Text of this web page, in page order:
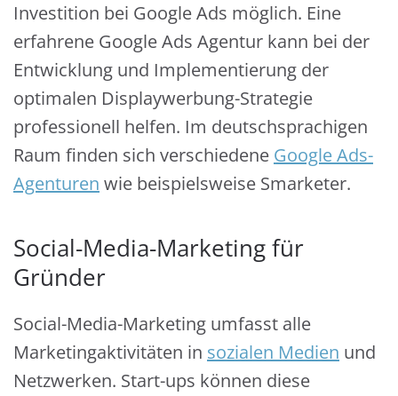
Investition bei Google Ads möglich. Eine
erfahrene Google Ads Agentur kann bei der
Entwicklung und Implementierung der
optimalen Displaywerbung-Strategie
professionell helfen. Im deutschsprachigen
Raum finden sich verschiedene Google Ads-
Agenturen wie beispielsweise Smarketer.
Social-Media-Marketing für
Gründer
Social-Media-Marketing umfasst alle
Marketingaktivitäten in sozialen Medien und
Netzwerken. Start-ups können diese